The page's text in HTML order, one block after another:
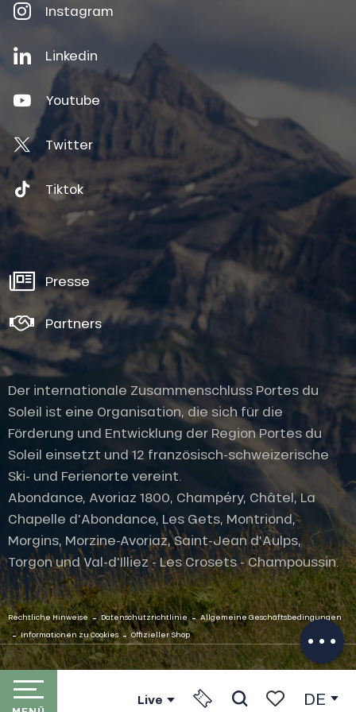
Live DE
Beschreibung
Preise
Öffnungen
Per E-Mail
kontaktieren
Instagram
Linkedin
Youtube
Twitter
Tiktok
Presse
Partners
Der internationale Zusammenschluss Portes du
Soleil ist eine Organisation, die sich für die
Förderung und Entwicklung der Region Portes du
Soleil einsetzt und 12 französisch-schweizerische
Ski- und Ferienorte vereint.
Abondance, Avoriaz 1800, Champéry, Châtel, La
Chapelle d'Abondance, Les Gets, Montriond,
Morgins, Morzine-Avoriaz, Saint-Jean d'Aulps,
Torgon und Val-d'Illiez - Les Crosets - Champoussin.
Rechtliche Hinweise - Datenschutzrichtlinie - Allgemeine Geschäftsbedingungen
- Informationen zu Cookies - Offizieller Shop